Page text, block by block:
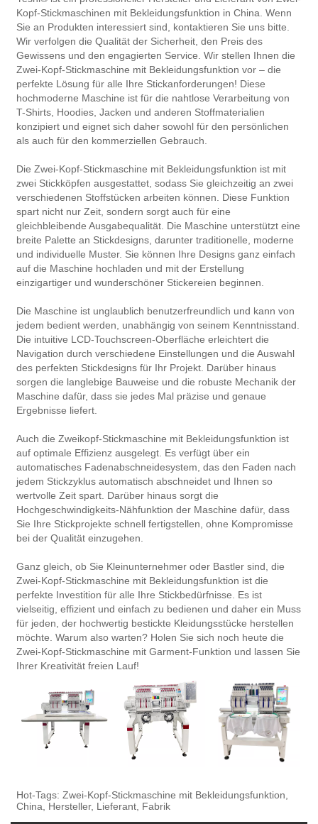
Kopf-Stickmaschinen mit Bekleidungsfunktion in China. Wenn
Sie an Produkten interessiert sind, kontaktieren Sie uns bitte.
Wir verfolgen die Qualität der Sicherheit, den Preis des
Gewissens und den engagierten Service. Wir stellen Ihnen die
Zwei-Kopf-Stickmaschine mit Bekleidungsfunktion vor – die
perfekte Lösung für alle Ihre Stickanforderungen! Diese
hochmoderne Maschine ist für die nahtlose Verarbeitung von
T-Shirts, Hoodies, Jacken und anderen Stoffmaterialien
konzipiert und eignet sich daher sowohl für den persönlichen
als auch für den kommerziellen Gebrauch.
Die Zwei-Kopf-Stickmaschine mit Bekleidungsfunktion ist mit
zwei Stickköpfen ausgestattet, sodass Sie gleichzeitig an zwei
verschiedenen Stoffstücken arbeiten können. Diese Funktion
spart nicht nur Zeit, sondern sorgt auch für eine
gleichbleibende Ausgabequalität. Die Maschine unterstützt eine
breite Palette an Stickdesigns, darunter traditionelle, moderne
und individuelle Muster. Sie können Ihre Designs ganz einfach
auf die Maschine hochladen und mit der Erstellung
einzigartiger und wunderschöner Stickereien beginnen.
Die Maschine ist unglaublich benutzerfreundlich und kann von
jedem bedient werden, unabhängig von seinem Kenntnisstand.
Die intuitive LCD-Touchscreen-Oberfläche erleichtert die
Navigation durch verschiedene Einstellungen und die Auswahl
des perfekten Stickdesigns für Ihr Projekt. Darüber hinaus
sorgen die langlebige Bauweise und die robuste Mechanik der
Maschine dafür, dass sie jedes Mal präzise und genaue
Ergebnisse liefert.
Auch die Zweikopf-Stickmaschine mit Bekleidungsfunktion ist
auf optimale Effizienz ausgelegt. Es verfügt über ein
automatisches Fadenabschneidesystem, das den Faden nach
jedem Stickzyklus automatisch abschneidet und Ihnen so
wertvolle Zeit spart. Darüber hinaus sorgt die
Hochgeschwindigkeits-Nähfunktion der Maschine dafür, dass
Sie Ihre Stickprojekte schnell fertigstellen, ohne Kompromisse
bei der Qualität einzugehen.
Ganz gleich, ob Sie Kleinunternehmer oder Bastler sind, die
Zwei-Kopf-Stickmaschine mit Bekleidungsfunktion ist die
perfekte Investition für alle Ihre Stickbedürfnisse. Es ist
vielseitig, effizient und einfach zu bedienen und daher ein Muss
für jeden, der hochwertig bestickte Kleidungsstücke herstellen
möchte. Warum also warten? Holen Sie sich noch heute die
Zwei-Kopf-Stickmaschine mit Garment-Funktion und lassen Sie
Ihrer Kreativität freien Lauf!
Hot-Tags: Zwei-Kopf-Stickmaschine mit Bekleidungsfunktion,
China, Hersteller, Lieferant, Fabrik